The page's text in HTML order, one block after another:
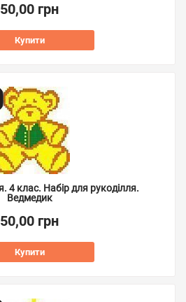
50,00 грн
Купити
4 клас. Набір для рукоділля.
Ведмедик
50,00 грн
Купити